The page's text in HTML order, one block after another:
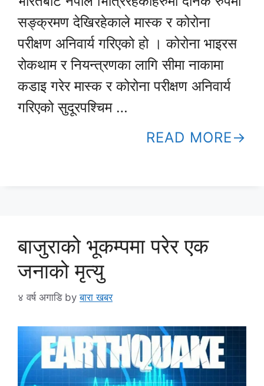
सङ्क्रमण देखिरहेकाले मास्क र कोरोना
परीक्षण अनिवार्य गरिएको हो । कोरोना भाइरस
रोकथाम र नियन्त्रणका लागि सीमा नाकामा
कडाइ गरेर मास्क र कोरोना परीक्षण अनिवार्य
गरिएको सुदूरपश्चिम …
READ MORE
बाजुराको भूकम्पमा परेर एक
जनाको मृत्यु
४ वर्ष अगाडि byबारा खबर